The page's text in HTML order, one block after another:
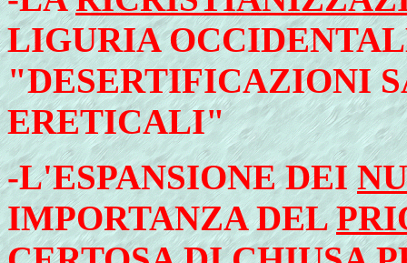
LIGURIA
"DESERTIFICAZIONI
ERETICALI"
-L'ESPANSIONE DEI
IMPORTANZA DEL